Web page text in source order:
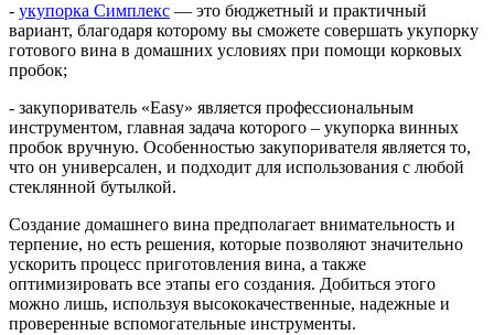
- укупорка Симплекс — это бюджетный и практичный
вариант, благодаря которому вы сможете совершать укупорку
готового вина в домашних условиях при помощи корковых
пробок;
- закупориватель «Easy» является профессиональным
инструментом, главная задача которого – укупорка винных
пробок вручную. Особенностью закупоривателя является то,
что он универсален, и подходит для использования с любой
стеклянной бутылкой.
Создание домашнего вина предполагает внимательность и
терпение, но есть решения, которые позволяют значительно
ускорить процесс приготовления вина, а также
оптимизировать все этапы его создания. Добиться этого
можно лишь, используя высококачественные, надежные и
проверенные вспомогательные инструменты.